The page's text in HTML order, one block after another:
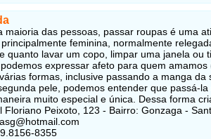
maioria das pessoas, passar roupas é uma
feminina, normalmente
quanto lavar um copo, limpar uma janela ou
expressar afeto para quem
formas, inclusive passando a manga da
pele, podemos entender que passá-
muito especial e única. Dessa forma
Floriano Peixoto, 123 - Bairro: Gonzaga -
8355